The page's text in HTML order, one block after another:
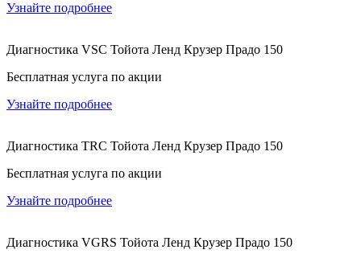
Узнайте подробнее
Диагностика VSC Тойота Ленд Крузер Прадо 150
Бесплатная услуга по акции
Узнайте подробнее
Диагностика TRC Тойота Ленд Крузер Прадо 150
Бесплатная услуга по акции
Узнайте подробнее
Диагностика VGRS Тойота Ленд Крузер Прадо 150